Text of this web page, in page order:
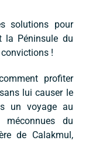
solutions pour
la Péninsule du
!
profiter
lui causer le
un voyage au
du
de Calakmul,